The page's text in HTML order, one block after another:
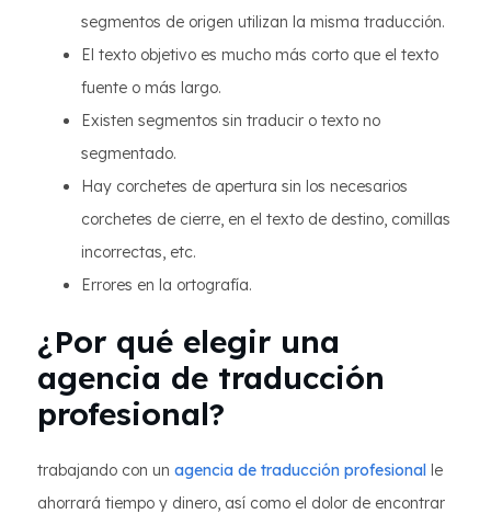
segmentos de origen utilizan la misma traducción.
El texto objetivo es mucho más corto que el texto
fuente o más largo.
Existen segmentos sin traducir o texto no
segmentado.
Hay corchetes de apertura sin los necesarios
corchetes de cierre, en el texto de destino, comillas
incorrectas, etc.
Errores en la ortografía.
¿Por qué elegir una
agencia de traducción
profesional?
trabajando con un agencia de traducción profesional le
ahorrará tiempo y dinero, así como el dolor de encontrar